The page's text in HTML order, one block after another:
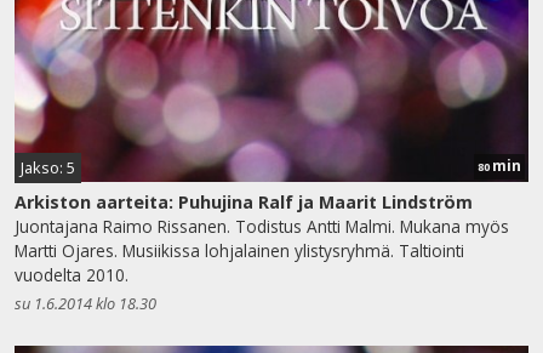
Jakso: 5 80 min
Arkiston aarteita: Puhujina Ralf ja Maarit Lindström
Juontajana Raimo Rissanen. Todistus Antti Malmi. Mukana myös
Martti Ojares. Musiikissa lohjalainen ylistysryhmä. Taltiointi
vuodelta 2010.
su 1.6.2014 klo 18.30